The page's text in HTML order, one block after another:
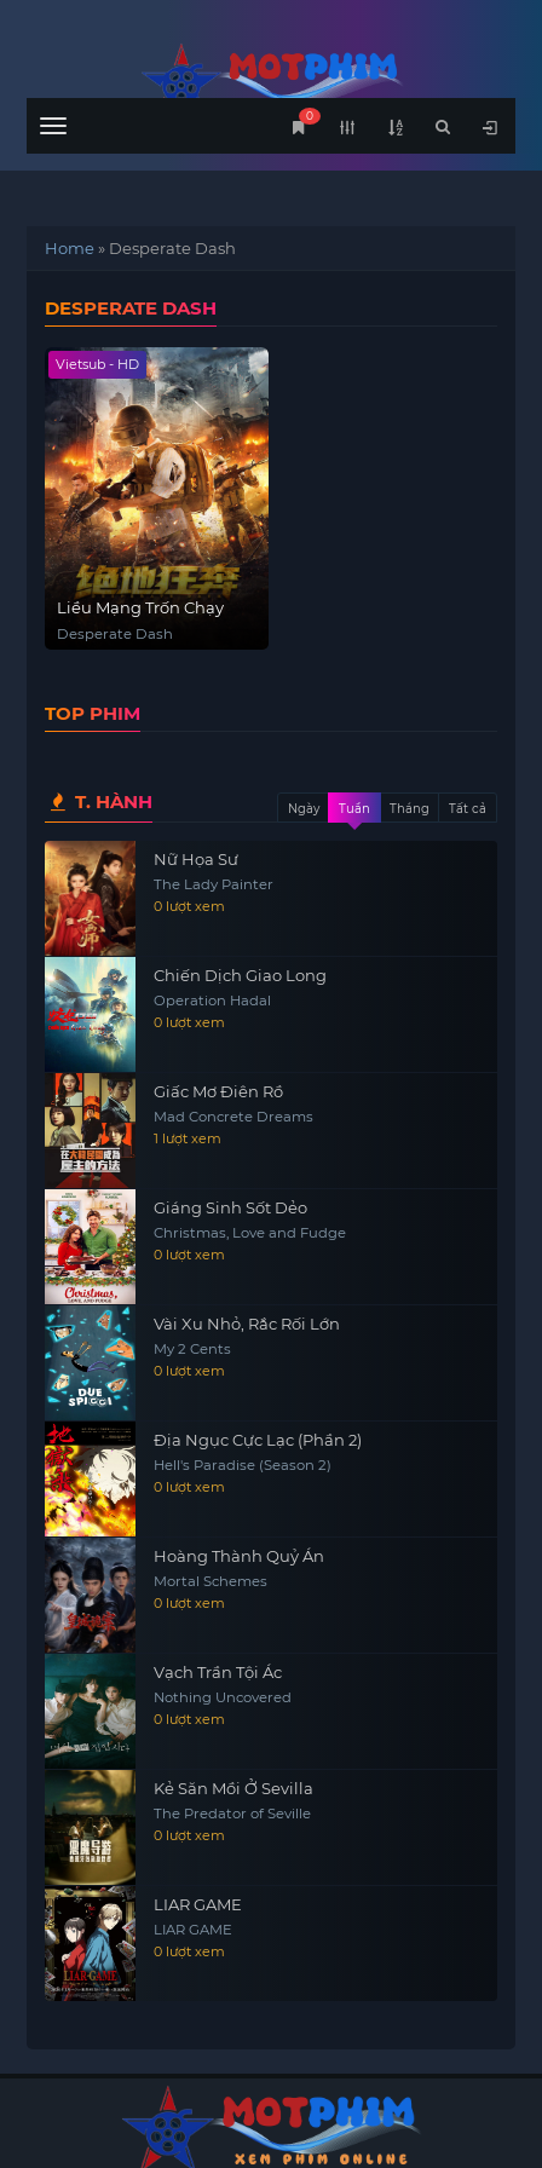
Menu
0
Home» Desperate Dash
DESPERATE DASH
Vietsub - HD
Liều Mạng Trốn Chạy
Desperate Dash
TOP PHIM
T. HÀNH Ngày Tuần Tháng Tất cả
Nữ Họa Sư
The Lady Painter
0 lượt xem
Chiến Dịch Giao Long
Operation Hadal
0 lượt xem
Giấc Mơ Điên Rồ
Mad Concrete Dreams
1 lượt xem
Giáng Sinh Sốt Dẻo
Christmas, Love and Fudge
0 lượt xem
Vài Xu Nhỏ, Rắc Rối Lớn
My 2 Cents
0 lượt xem
Địa Ngục Cực Lạc (Phần 2)
Hell's Paradise (Season 2)
0 lượt xem
Hoàng Thành Quỷ Án
Mortal Schemes
0 lượt xem
Vạch Trần Tội Ác
Nothing Uncovered
0 lượt xem
Kẻ Săn Mồi Ở Sevilla
The Predator of Seville
0 lượt xem
LIAR GAME
LIAR GAME
0 lượt xem